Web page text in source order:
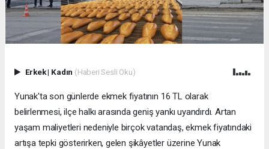
Erkek| Kadın (Haberi Sesli Oku)
Yunak'ta son günlerde ekmek fiyatının 16 TL olarak
belirlenmesi, ilçe halkı arasında geniş yankı uyandırdı. Artan
yaşam maliyetleri nedeniyle birçok vatandaş, ekmek fiyatındaki
artışa tepki gösterirken, gelen şikâyetler üzerine Yunak